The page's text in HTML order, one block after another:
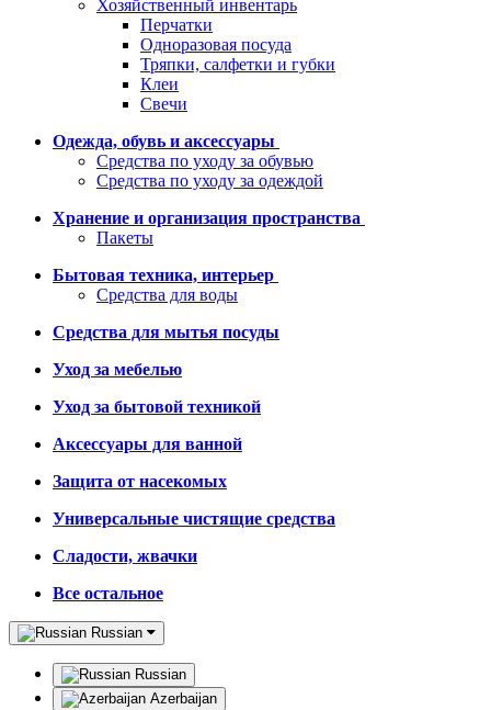
Хозяйственный инвентарь
Перчатки
Одноразовая посуда
Тряпки, салфетки и губки
Клеи
Свечи
Одежда, обувь и аксессуары
Средства по уходу за обувью
Средства по уходу за одеждой
Хранение и организация пространства
Пакеты
Бытовая техника, интерьер
Средства для воды
Средства для мытья посуды
Уход за мебелью
Уход за бытовой техникой
Аксессуары для ванной
Защита от насекомых
Универсальные чистящие средства
Сладости, жвачки
Все остальное
Russian
Russian
Azerbaijan